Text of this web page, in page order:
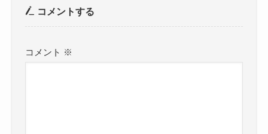
コメントする
コメント ※